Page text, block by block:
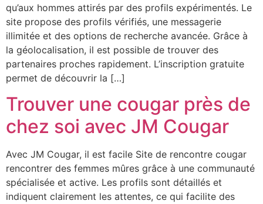
qu’aux hommes attirés par des profils expérimentés. Le
site propose des profils vérifiés, une messagerie
illimitée et des options de recherche avancée. Grâce à
la géolocalisation, il est possible de trouver des
partenaires proches rapidement. L’inscription gratuite
permet de découvrir la […]
Trouver une cougar près de
chez soi avec JM Cougar
Avec JM Cougar, il est facile Site de rencontre cougar
rencontrer des femmes mûres grâce à une communauté
spécialisée et active. Les profils sont détaillés et
indiquent clairement les attentes, ce qui facilite des